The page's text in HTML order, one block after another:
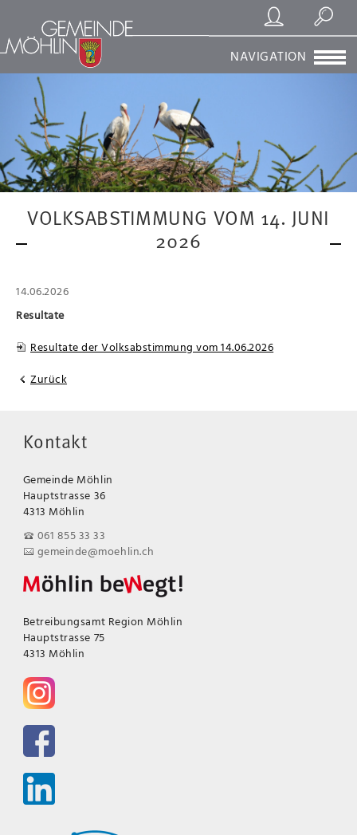
Registrierung/Login
Suchen
NAVIGATION
VOLKSABSTIMMUNG VOM 14. JUNI
2026
14.06.2026
Resultate
Resultate der Volksabstimmung vom 14.06.2026
Zurück
Kontakt
Gemeinde Möhlin
Hauptstrasse 36
4313 Möhlin
061 855 33 33
gemeinde@moehlin.ch
Betreibungsamt Region Möhlin
Hauptstrasse 75
4313 Möhlin